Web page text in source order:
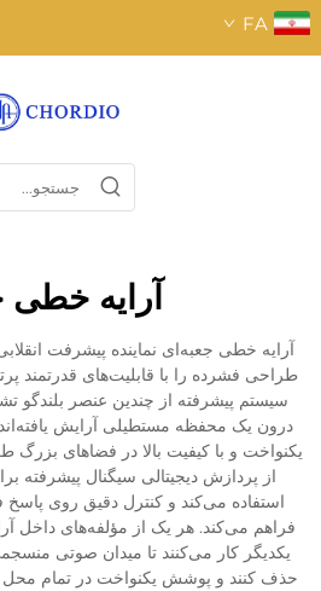
FA
آرایه خطی
آرایه خطی جعبه‌ای نماینده پیشرفت
طراحی فشرده را با قابلیت‌های قدرتمند
سیستم پیشرفته از چندین عنصر
درون یک محفظه مستطیلی آرایش
یکنواخت و با کیفیت بالا در فضاهای
از پردازش دیجیتالی سیگنال پیشرفته
استفاده می‌کند و کنترل دقیق روی پاسخ
فراهم می‌کند. هر یک از مؤلفه‌های داخل
یکدیگر کار می‌کنند تا میدان صوتی
حذف کنند و پوشش یکنواخت در تمام محل